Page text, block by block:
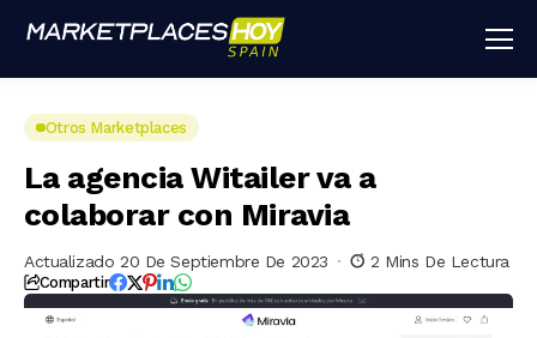
Otros Marketplaces
La agencia Witailer va a
colaborar con Miravia
Actualizado 20 De Septiembre De 2023 2 Mins De Lectura
Compartir